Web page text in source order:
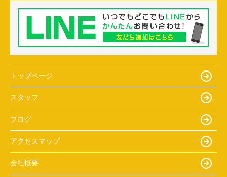
トップページ
スタッフ
ブログ
アクセスマップ
会社概要